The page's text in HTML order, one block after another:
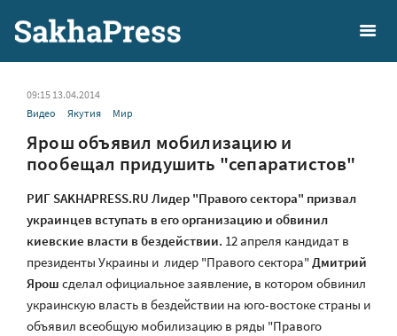
09:15 13.04.2014
Видео
Якутия Мир
Ярош объявил мобилизацию и
пообещал придушить "сепаратистов"
РИГ SAKHAPRESS.RU Лидер "Правого сектора" призвал
украинцев вступать в его организацию и обвинил
киевские власти в бездействии. 12 апреля кандидат в
президенты Украины и лидер "Правого сектора"Дмитрий
Ярош сделал официальное заявление, в котором обвинил
украинскую власть в бездействии на юго-востоке страны и
объявил всеобщую мобилизацию в ряды "Правого